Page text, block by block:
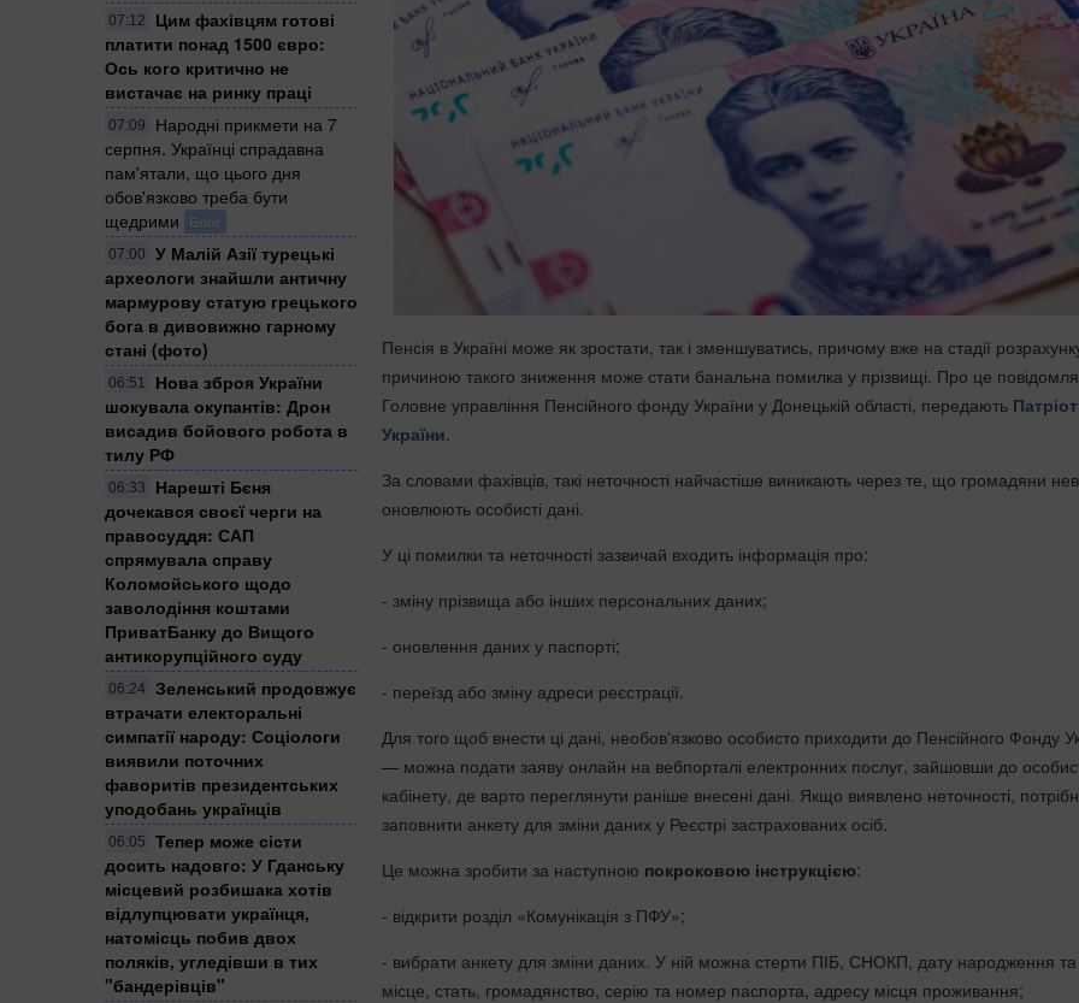
07:12
Цим фахівцям готові
платити понад 1500 євро:
Ось кого критично не
вистачає на ринку праці
07:09
Народні прикмети на 7
серпня. Українці спрадавна
пам'ятали, що цього дня
обов'язково треба бути
щедрими
Блог
07:00
У Малій Азії турецькі
археологи знайшли античну
мармурову статую грецького
бога в дивовижно гарному
стані (фото)
06:51
Нова зброя України
шокувала окупантів: Дрон
висадив бойового робота в
тилу РФ
06:33
Нарешті Бєня
дочекався своєї черги на
правосуддя: САП
спрямувала справу
Коломойського щодо
заволодіння коштами
ПриватБанку до Вищого
антикорупційного суду
06:24
Зеленський продовжує
втрачати електоральні
симпатії народу: Соціологи
виявили поточних
фаворитів президентських
уподобань українців
06:05
Тепер може сісти
досить надовго: У Гданську
місцевий розбишака хотів
відлупцювати українця,
натомісць побив двох
поляків, угледівши в тих
"бандерівців"
Пенсія в Україні може як зростати, так і зменшуватись, причому вже на стадії
причиною такого зниження може стати банальна помилка у прізвищі. Про це
Головне управління Пенсійного фонду України у Донецькій області, передають
України
За словами фахівців, такі неточності найчастіше виникають через те, що громадяни
оновлюють особисті дані.
У ці помилки та неточності зазвичай входить інформація про:
- зміну прізвища або інших персональних даних;
- оновлення даних у паспорті;
- переїзд або зміну адреси реєстрації.
Для того щоб внести ці дані, необов'язково особисто приходити до Пенсійного Фонду
— можна подати заяву онлайн на вебпорталі електронних послуг, зайшовши до
кабінету, де варто переглянути раніше внесені дані. Якщо виявлено неточності,
заповнити анкету для зміни даних у Реєстрі застрахованих осіб.
Це можна зробити за наступною покроковою інструкцією:
- відкрити розділ «Комунікація з ПФУ»;
- вибрати анкету для зміни даних. У ній можна стерти ПІБ, СНОКП, дату народження та
місце, стать, громадянство, серію та номер паспорта, адресу місця проживання;